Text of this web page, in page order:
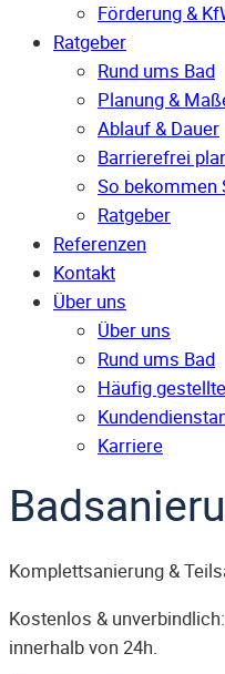
Förderung &
Ratgeber
Rund ums Bad
Planung &
Ablauf & Dauer
Barrierefrei
So bekommen
Ratgeber
Referenzen
Kontakt
Über uns
Über uns
Rund ums Bad
Häufig
Karriere
Komplettsanierung &
Kostenlos &
innerhalb von 24h.